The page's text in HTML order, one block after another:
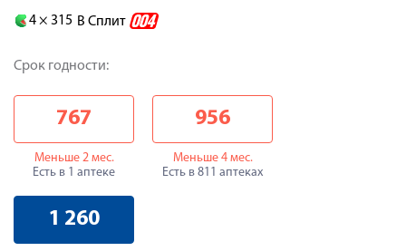
4 × 315 В Сплит
Срок годности:
767
Меньше 2 мес.
Есть в 1 аптеке
956
Меньше 4 мес.
Есть в 811 аптеках
1 260